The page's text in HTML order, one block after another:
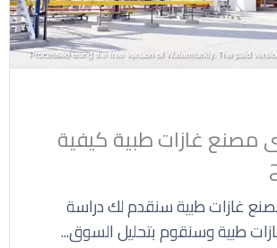
مصنع غازات طبية كيفية
غازات طبية سنقدم لك دراسة
طبية وسنقوم بتحليل السوق...